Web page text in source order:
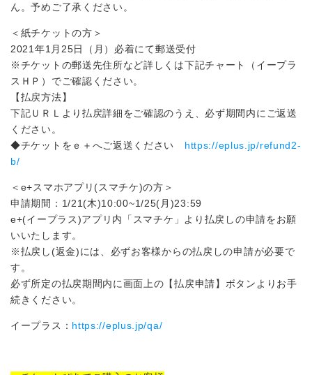
ん。予めご了承ください。
＜紙チケットの方＞
2021年1月25日（月）必着にて郵送受付
※チケットの郵送先住所など詳しくは下記チャート（イープラ
スＨＰ）でご確認ください。
【払戻方法】
下記ＵＲＬより払戻詳細をご確認のうえ、必ず期間内にご返送
ください。
◆チケットをｅ＋へご返送ください https://eplus.jp/refund2-
b/
＜e+スマホアプリ(スマチケ)の方＞
申請期間：1/21(木)10:00~1/25(月)23:59
e+(イープラス)アプリ内「スマチケ」より払戻しの申請をお願
いいたします。
※払戻し(返金)には、必ずお客様からの払戻しの申請が必要で
す。
必ず所定の払戻期間内に画面上の【払戻申請】ボタンよりお手
続きください。
イープラス： https://eplus.jp/qa/